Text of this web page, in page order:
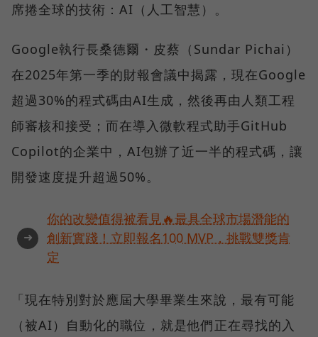
席捲全球的技術：AI（人工智慧）。
Google執行長桑德爾・皮蔡（Sundar Pichai）
在2025年第一季的財報會議中揭露，現在Google
超過30%的程式碼由AI生成，然後再由人類工程
師審核和接受；而在導入微軟程式助手GitHub
Copilot的企業中，AI包辦了近一半的程式碼，讓
開發速度提升超過50%。
➜
你的改變值得被看見🔥最具全球市場潛能的
創新實踐！立即報名100 MVP，挑戰雙獎肯
定
「現在特別對於應屆大學畢業生來說，最有可能
（被AI）自動化的職位，就是他們正在尋找的入